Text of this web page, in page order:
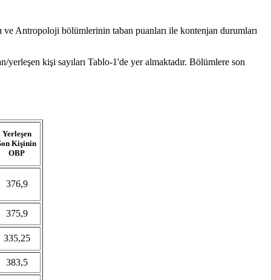
Antropoloji bölümlerinin taban puanları ile kontenjan durumları
kişi sayıları Tablo-1'de yer almaktadır. Bölümlere son
Yerleşen
Kişinin
OBP
376,9
375,9
335,25
383,5